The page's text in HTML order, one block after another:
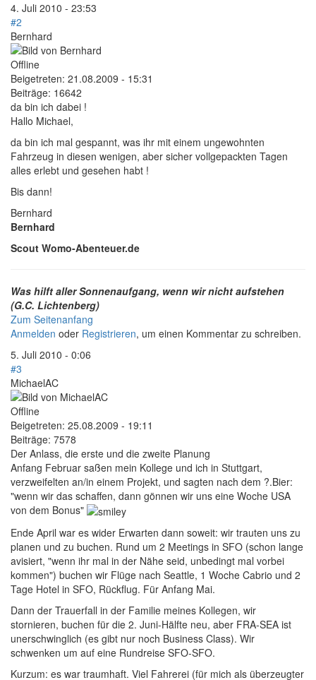
4. Juli 2010 - 23:53
#2
Bernhard
Offline
Beigetreten: 21.08.2009 - 15:31
Beiträge: 16642
da bin ich dabei !
Hallo Michael,
da bin ich mal gespannt, was ihr mit einem ungewohnten
Fahrzeug in diesen wenigen, aber sicher vollgepackten Tagen
alles erlebt und gesehen habt !
Bis dann!
Bernhard
Bernhard
Scout Womo-Abenteuer.de
Was hilft aller Sonnenaufgang, wenn wir nicht aufstehen
(G.C. Lichtenberg)
Zum Seitenanfang
Anmelden oder Registrieren, um einen Kommentar zu schreiben.
5. Juli 2010 - 0:06
#3
MichaelAC
Offline
Beigetreten: 25.08.2009 - 19:11
Beiträge: 7578
Der Anlass, die erste und die zweite Planung
Anfang Februar saßen mein Kollege und ich in Stuttgart,
verzweifelten an/in einem Projekt, und sagten nach dem ?.Bier:
"wenn wir das schaffen, dann gönnen wir uns eine Woche USA
von dem Bonus"
Ende April war es wider Erwarten dann soweit: wir trauten uns zu
planen und zu buchen. Rund um 2 Meetings in SFO (schon lange
avisiert, "wenn ihr mal in der Nähe seid, unbedingt mal vorbei
kommen") buchen wir Flüge nach Seattle, 1 Woche Cabrio und 2
Tage Hotel in SFO, Rückflug. Für Anfang Mai.
Dann der Trauerfall in der Familie meines Kollegen, wir
stornieren, buchen für die 2. Juni-Hälfte neu, aber FRA-SEA ist
unerschwinglich (es gibt nur noch Business Class). Wir
schwenken um auf eine Rundreise SFO-SFO.
Kurzum: es war traumhaft. Viel Fahrerei (für mich als überzeugter